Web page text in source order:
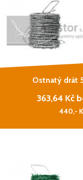
Ostnatý drát
363,64 Kč
440,-